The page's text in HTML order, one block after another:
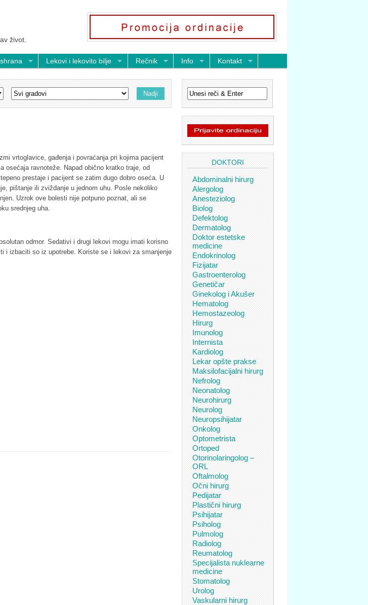
život.
Lekovi i lekovito bilje Rečnik Info Kontakt
vrtoglavice, gađenja i povraćanja pri kojima pacijent
osećaja ravnoteže. Napad obično kratko traje, od
prestaje i pacijent se zatim dugo dobro oseća. U
pištanje ili zviždanje u jednom uhu. Posle nekoliko
Uzrok ove bolesti nije potpuno poznat, ali se
srednjeg uha.
odmor. Sedativi i drugi lekovi mogu imati korisno
i izbaciti so iz upotrebe. Koriste se i lekovi za smanjenje
DOKTORI
Abdominalni hirurg
Alergolog
Anesteziolog
Biolog
Defektolog
Dermatolog
Doktor estetske
medicine
Endokrinolog
Fizijatar
Gastroenterolog
Genetičar
Ginekolog i Akušer
Hematolog
Hemostazeolog
Hirurg
Imunolog
Internista
Kardiolog
Lekar opšte prakse
Maksilofacijalni hirurg
Nefrolog
Neonatolog
Neurohirurg
Neurolog
Neuropsihijatar
Onkolog
Optometrista
Ortoped
Otorinolaringolog –
ORL
Oftalmolog
Očni hirurg
Pedijatar
Plastični hirurg
Psihijatar
Psiholog
Pulmolog
Radiolog
Reumatolog
Specijalista nuklearne
medicine
Stomatolog
Urolog
Vaskularni hirurg